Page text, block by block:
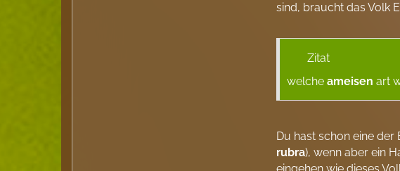
sind, braucht das Volk
Zitat
welcheameisen art
Du hast schon eine
rubra), wenn aber ein